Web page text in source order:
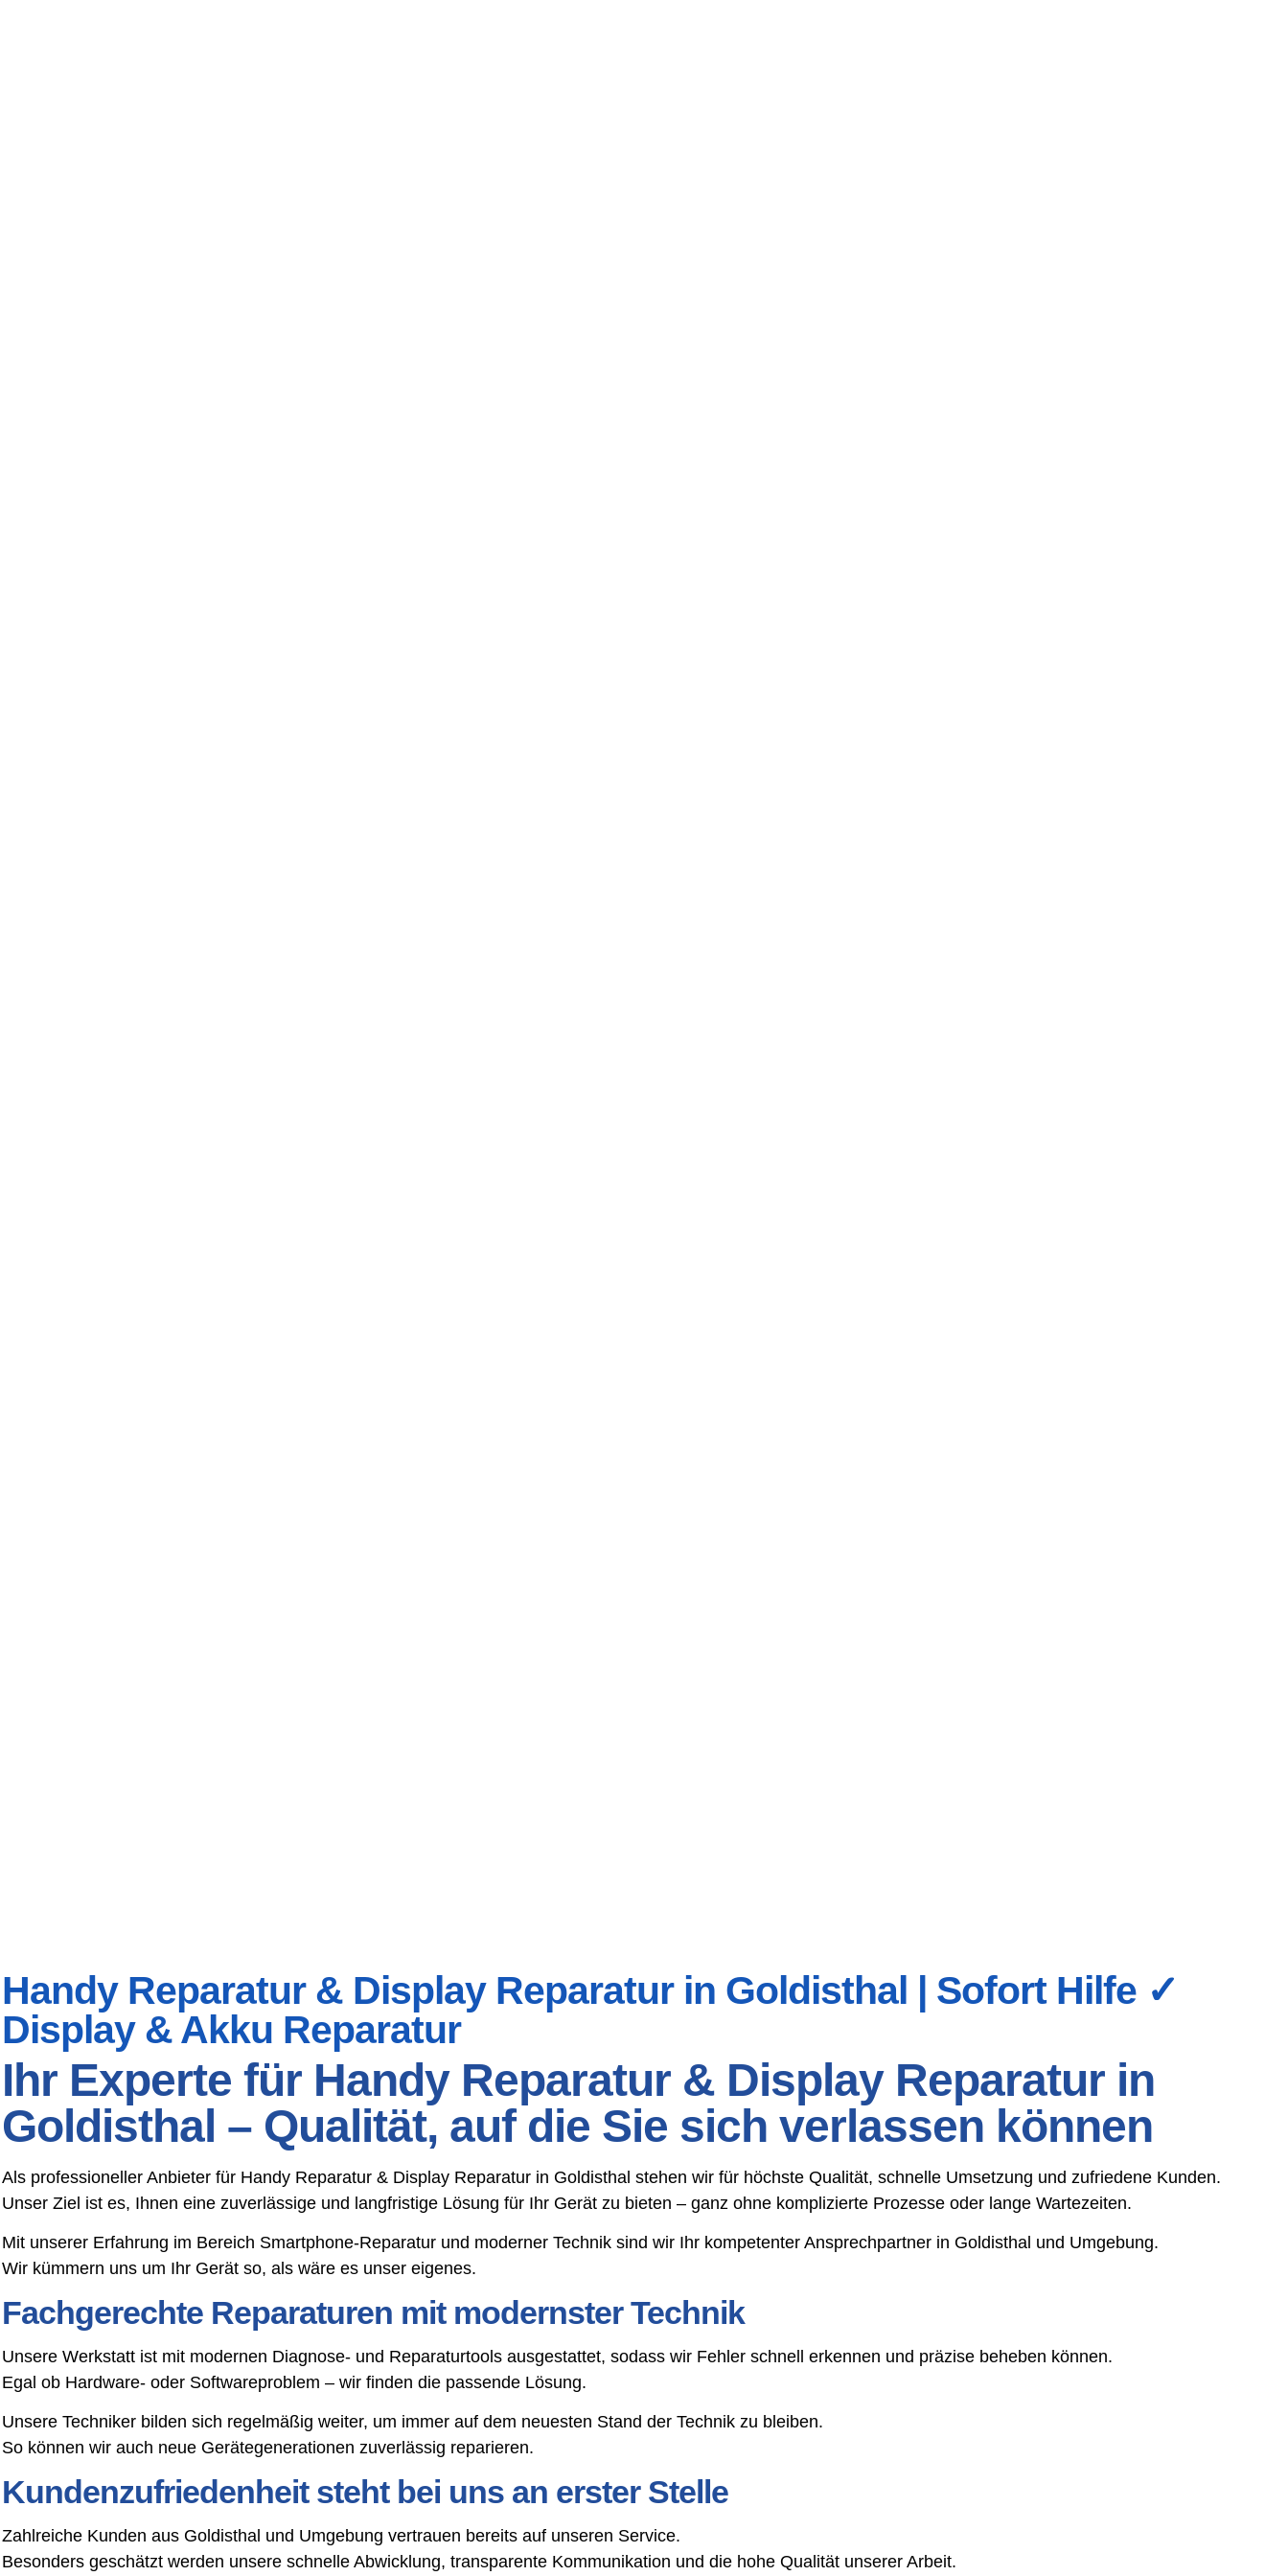
Handy Reparatur & Display Reparatur in Goldisthal | Sofort Hilfe ✓
Display & Akku Reparatur
Ihr Experte für Handy Reparatur & Display Reparatur in
Goldisthal – Qualität, auf die Sie sich verlassen können
Als professioneller Anbieter für Handy Reparatur & Display Reparatur in Goldisthal stehen wir für höchste Qualität, schnelle Umsetzung und zufriedene Kunden.
Unser Ziel ist es, Ihnen eine zuverlässige und langfristige Lösung für Ihr Gerät zu bieten – ganz ohne komplizierte Prozesse oder lange Wartezeiten.
Mit unserer Erfahrung im Bereich Smartphone-Reparatur und moderner Technik sind wir Ihr kompetenter Ansprechpartner in Goldisthal und Umgebung.
Wir kümmern uns um Ihr Gerät so, als wäre es unser eigenes.
Fachgerechte Reparaturen mit modernster Technik
Unsere Werkstatt ist mit modernen Diagnose- und Reparaturtools ausgestattet, sodass wir Fehler schnell erkennen und präzise beheben können.
Egal ob Hardware- oder Softwareproblem – wir finden die passende Lösung.
Unsere Techniker bilden sich regelmäßig weiter, um immer auf dem neuesten Stand der Technik zu bleiben.
So können wir auch neue Gerätegenerationen zuverlässig reparieren.
Kundenzufriedenheit steht bei uns an erster Stelle
Zahlreiche Kunden aus Goldisthal und Umgebung vertrauen bereits auf unseren Service.
Besonders geschätzt werden unsere schnelle Abwicklung, transparente Kommunikation und die hohe Qualität unserer Arbeit.